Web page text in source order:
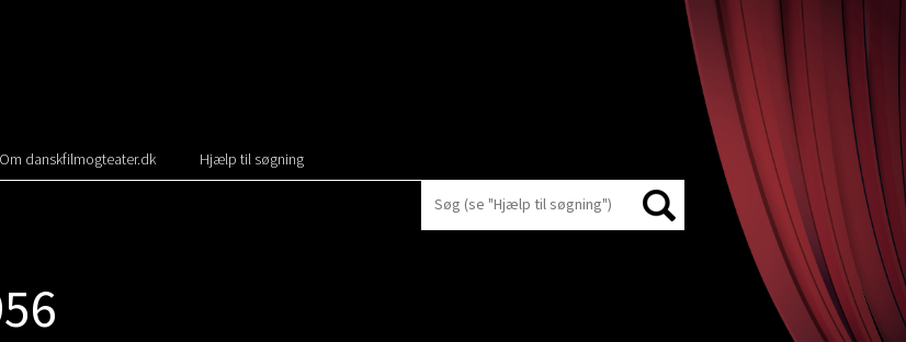
Om danskfilmogteater.dk Hjælp til søgning